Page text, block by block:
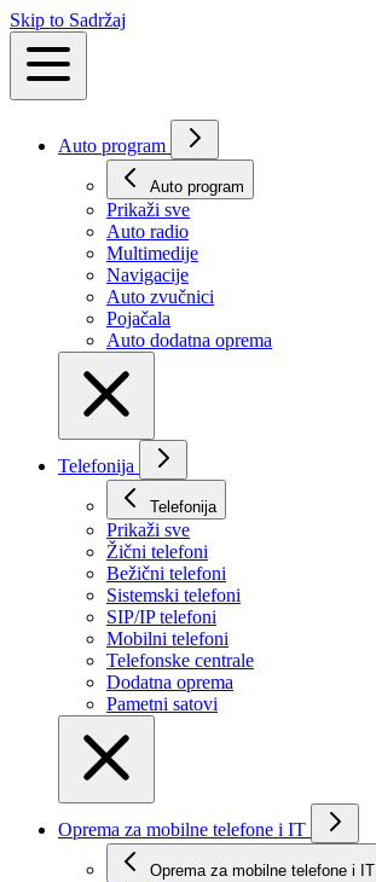
Skip to Sadržaj
Auto program
Auto program
Prikaži svе
Auto radio
Multimedije
Navigacije
Auto zvučnici
Pojačala
Auto dodatna oprema
Telefonija
Telefonija
Prikaži svе
Žični telefoni
Bežični telefoni
Sistemski telefoni
SIP/IP telefoni
Mobilni telefoni
Telefonske centrale
Dodatna oprema
Pametni satovi
Oprema za mobilne telefone i IT
Oprema za mobilne telefone i IT